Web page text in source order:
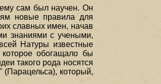
сам был научен. Он
новые правила для
славных имен, начав
знаниями с учеными,
Натуры известные
обогащало бы
такого рода носятся
(Парацельса), который,